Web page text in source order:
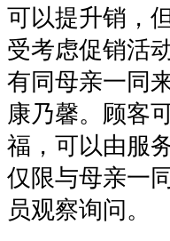
可以提升销，
受考虑促销活
有同母亲一同
康乃馨。顾客
福，可以由服
仅限与母亲一
员观察询问。